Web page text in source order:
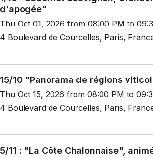
d'apogée"
Thu Oct 01, 2026 from 08:00 PM to
4 Boulevard de Courcelles, Paris,
15/10 "Panorama de régions
Thu Oct 15, 2026 from 08:00 PM to
4 Boulevard de Courcelles, Paris,
5/11 : "La Côte Chalonnaise",